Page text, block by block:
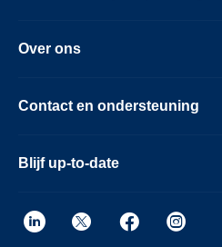
Over ons
Contact en ondersteuning
Blijf up-to-date